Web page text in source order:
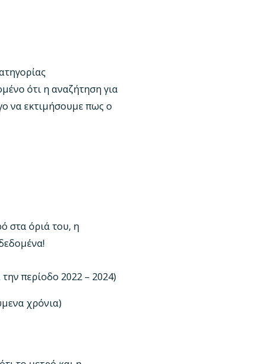
ότι η αναζήτηση για
να εκτιμήσουμε πως ο
στα όριά του, η
περίοδο 2022 – 2024)
χρόνια)